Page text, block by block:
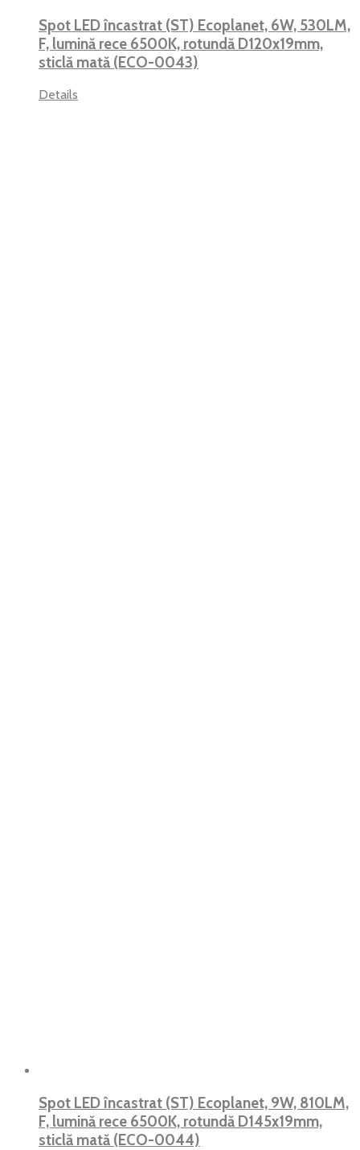
Spot LED încastrat (ST) Ecoplanet, 6W, 530LM,
F, lumină rece 6500K, rotundă D120x19mm,
sticlă mată (ECO-0043)
Details
Spot LED încastrat (ST) Ecoplanet, 9W, 810LM,
F, lumină rece 6500K, rotundă D145x19mm,
sticlă mată (ECO-0044)